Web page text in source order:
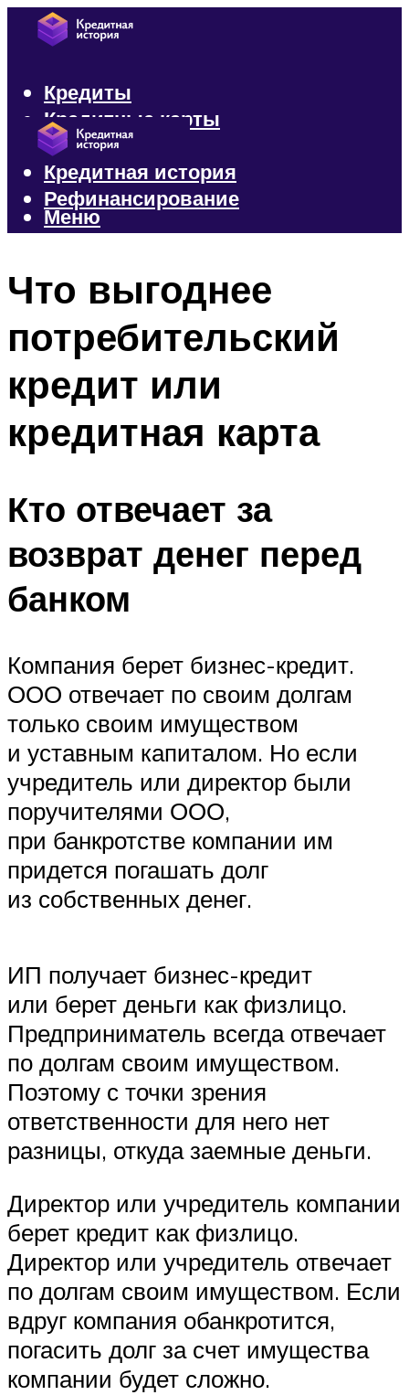
Кредиты
Кредитные карты
Микрозаймы
Кредитная история
Рефинансирование
Меню
Что выгоднее
потребительский
кредит или
кредитная карта
Кто отвечает за
возврат денег перед
банком
Компания берет бизнес-кредит.
ООО отвечает по своим долгам
только своим имуществом
и уставным капиталом. Но если
учредитель или директор были
поручителями ООО,
при банкротстве компании им
придется погашать долг
из собственных денег.
ИП получает бизнес-кредит
или берет деньги как физлицо.
Предприниматель всегда отвечает
по долгам своим имуществом.
Поэтому с точки зрения
ответственности для него нет
разницы, откуда заемные деньги.
Директор или учредитель компании
берет кредит как физлицо.
Директор или учредитель отвечает
по долгам своим имуществом. Если
вдруг компания обанкротится,
погасить долг за счет имущества
компании будет сложно.